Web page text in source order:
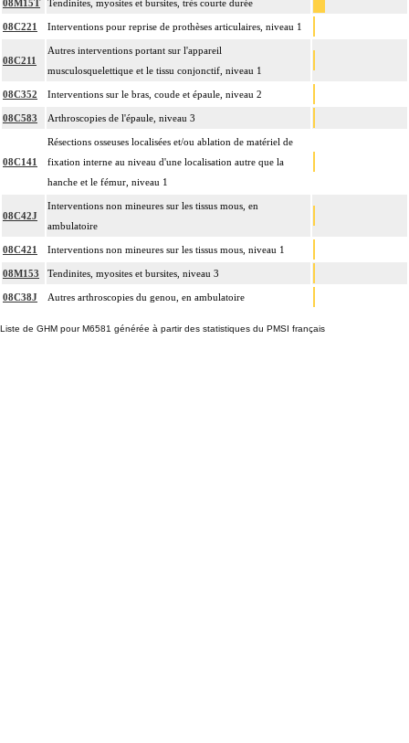
08M15T Tendinites, myosites et bursites, très courte durée
08C221 Interventions pour reprise de prothèses articulaires, niveau 1
08C211
Autres interventions portant sur l'appareil
musculosquelettique et le tissu conjonctif, niveau 1
08C352 Interventions sur le bras, coude et épaule, niveau 2
08C583 Arthroscopies de l'épaule, niveau 3
08C141
Résections osseuses localisées et/ou ablation de matériel de
fixation interne au niveau d'une localisation autre que la
hanche et le fémur, niveau 1
08C42J
Interventions non mineures sur les tissus mous, en
ambulatoire
08C421 Interventions non mineures sur les tissus mous, niveau 1
08M153 Tendinites, myosites et bursites, niveau 3
08C38J Autres arthroscopies du genou, en ambulatoire
Liste de GHM pour M6581 générée à partir des statistiques du PMSI français